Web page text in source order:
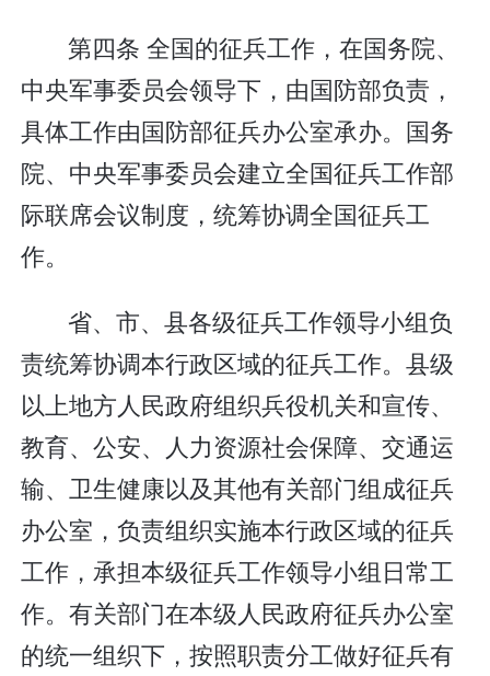
第四条 全国的征兵工作，在国务院、
中央军事委员会领导下，由国防部负责，
具体工作由国防部征兵办公室承办。国务
院、中央军事委员会建立全国征兵工作部
际联席会议制度，统筹协调全国征兵工
作。
省、市、县各级征兵工作领导小组负
责统筹协调本行政区域的征兵工作。县级
以上地方人民政府组织兵役机关和宣传、
教育、公安、人力资源社会保障、交通运
输、卫生健康以及其他有关部门组成征兵
办公室，负责组织实施本行政区域的征兵
工作，承担本级征兵工作领导小组日常工
作。有关部门在本级人民政府征兵办公室
的统一组织下，按照职责分工做好征兵有